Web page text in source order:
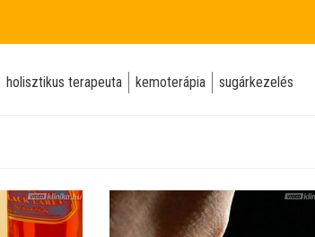
holisztikus terapeuta kemoterápia sugárkezelés